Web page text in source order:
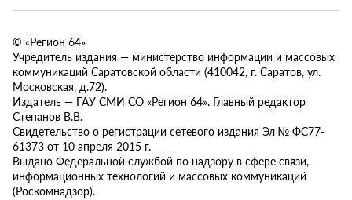
© «Регион 64»
Учредитель издания — министерство информации и массовых
коммуникаций Саратовской области (410042, г. Саратов, ул.
Московская, д.72).
Издатель — ГАУ СМИ СО «Регион 64». Главный редактор
Степанов В.В.
Свидетельство о регистрации сетевого издания Эл № ФС77-
61373 от 10 апреля 2015 г.
Выдано Федеральной службой по надзору в сфере связи,
информационных технологий и массовых коммуникаций
(Роскомнадзор).